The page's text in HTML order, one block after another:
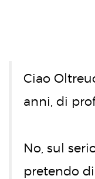
Ciao
anni, di
No, sul
pretendo